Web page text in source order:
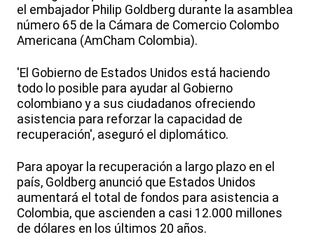
el embajador Philip Goldberg durante la asamblea
número 65 de la Cámara de Comercio Colombo
Americana (AmCham Colombia).
'El Gobierno de Estados Unidos está haciendo
todo lo posible para ayudar al Gobierno
colombiano y a sus ciudadanos ofreciendo
asistencia para reforzar la capacidad de
recuperación', aseguró el diplomático.
Para apoyar la recuperación a largo plazo en el
país, Goldberg anunció que Estados Unidos
aumentará el total de fondos para asistencia a
Colombia, que ascienden a casi 12.000 millones
de dólares en los últimos 20 años.